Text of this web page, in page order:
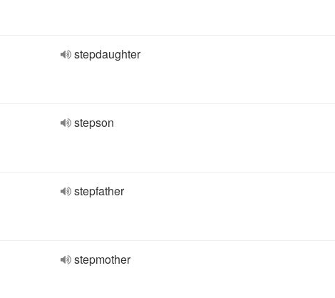
stepdaughter
stepson
stepfather
stepmother